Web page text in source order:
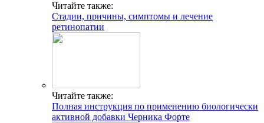
Читайте также:
Стадии, причины, симптомы и лечение
ретинопатии
Читайте также:
Полная инструкция по применению биологически
активной добавки Черника Форте